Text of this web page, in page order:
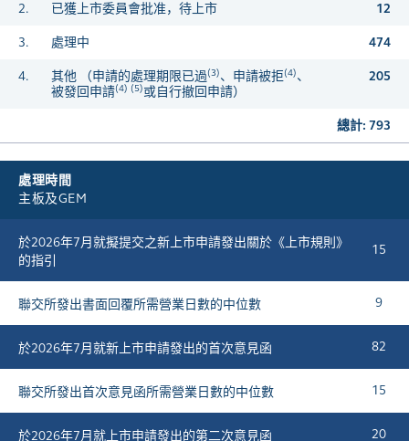
2. 已獲上市委員會批准，待上市 12
3. 處理中 474
4. 其他 （申請的處理期限已過(3)、申請被拒(4)、
被發回申請(4) (5)或自行撤回申請）
205
總計: 793
處理時間
主板及GEM
於2026年7月就擬提交之新上市申請發出關於《上市規則》
的指引
15
聯交所發出書面回覆所需營業日數的中位數 9
於2026年7月就新 上市申請發出的首次意見函 82
聯交所發出首次意見函所需營業日數的中位數 15
於2026年7月就上市申請發出的第二次意見函 20